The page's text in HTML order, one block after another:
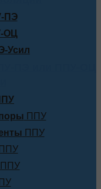
ПЭ
ОЦ
Усил
ППУ
ППУ
ППУ
ППУ